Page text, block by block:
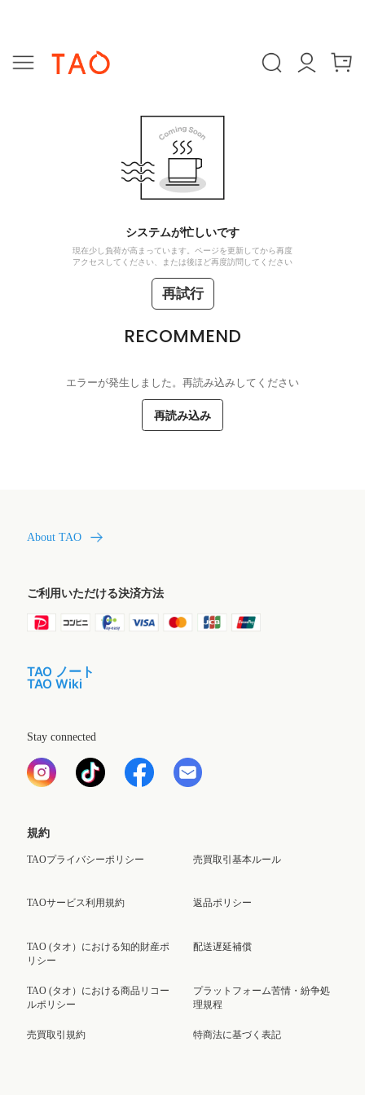
システムが忙しいです
現在少し負荷が高まっています。ページを更新してから再度
アクセスしてください、または後ほど再度訪問してください
再試行
RECOMMEND
エラーが発生しました。再読み込みしてください
再読み込み
About TAO
ご利用いただける決済方法
TAO ノート
TAO Wiki
Stay connected
規約
TAOプライバシーポリシー
TAOサービス利用規約
TAO (タオ）における知的財産ポ
リシー
TAO (タオ）における商品リコー
ルポリシー
売買取引規約
売買取引基本ルール
返品ポリシー
配送遅延補償
プラットフォーム苦情・紛争処
理規程
特商法に基づく表記